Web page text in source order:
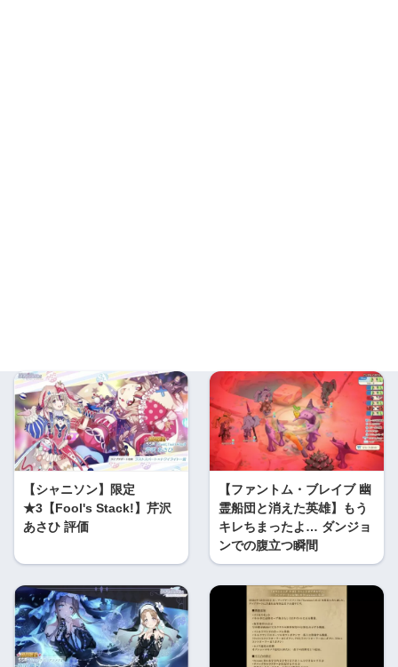
【シャニソン】限定
★3【Fool's Stack!】芹沢
あさひ 評価
【ファントム・ブレイブ 幽
霊船団と消えた英雄】もう
キレちまったよ… ダンジョ
ンでの腹立つ瞬間